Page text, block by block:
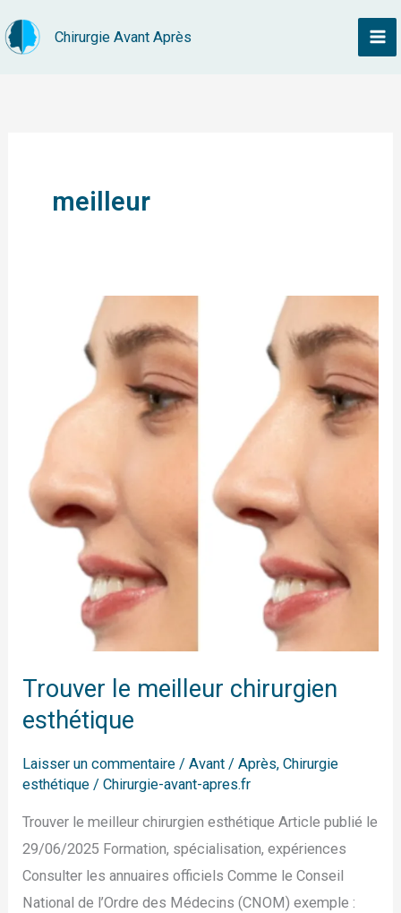
au
Chirurgie Avant Après
meilleur
Trouver le meilleur chirurgien
esthétique
Laisser un commentaire /Avant / Après,Chirurgie
esthétique /Chirurgie-avant-apres.fr
Trouver le meilleur chirurgien esthétique Article publié le
29/06/2025 Formation, spécialisation, expériences
Consulter les annuaires officiels Comme le Conseil
National de l’Ordre des Médecins (CNOM) exemple :
esthétique